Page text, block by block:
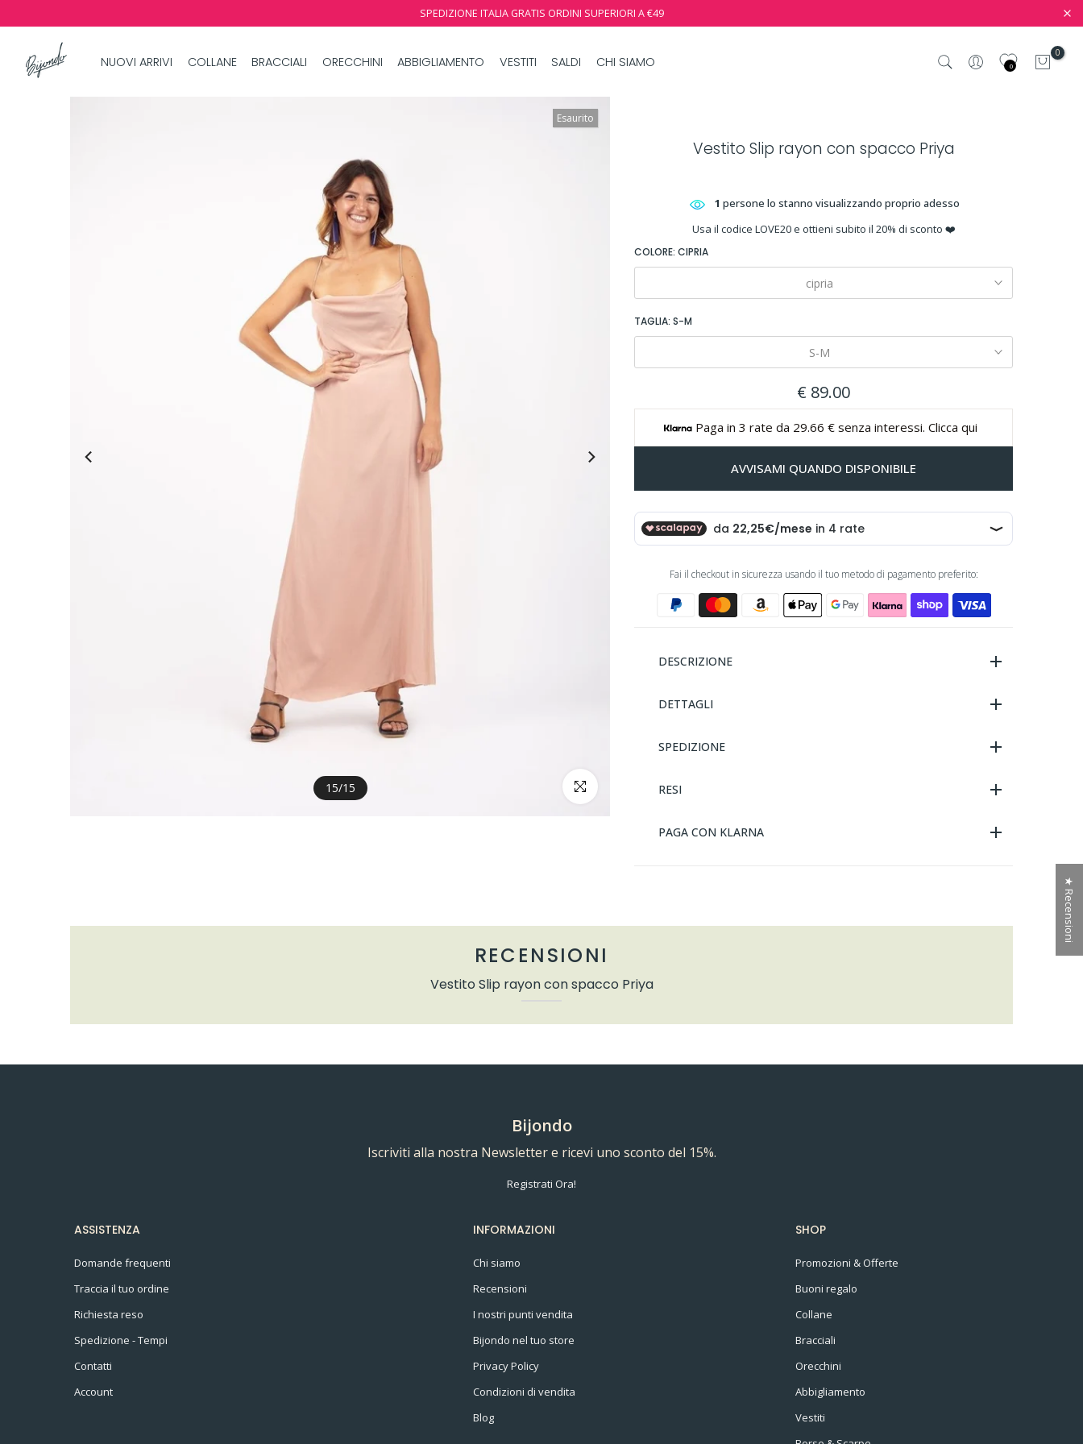
SPEDIZIONE ITALIA GRATIS ORDINI SUPERIORI A €49
NUOVI ARRIVI COLLANE BRACCIALI ORECCHINI ABBIGLIAMENTO VESTITI SALDI CHI SIAMO 0
0
15/15
Esaurito
clicca per ingrandire
Vestito Slip rayon con spacco Priya
1 persone lo stanno visualizzando proprio adesso
Usa il codice LOVE20 e ottieni subito il 20% di sconto ❤️
COLORE: CIPRIA
cipria
TAGLIA: S-M
S-M
€ 89.00
Paga in 3 rate da 29.66 € senza interessi. Clicca qui
AVVISAMI QUANDO DISPONIBILE
Fai il checkout in sicurezza usando il tuo metodo di pagamento preferito:
DESCRIZIONE
DETTAGLI
SPEDIZIONE
RESI
PAGA CON KLARNA
RECENSIONI
Vestito Slip rayon con spacco Priya
Bijondo
Iscriviti alla nostra Newsletter e ricevi uno sconto del 15%.
Registrati Ora!
ASSISTENZA
Domande frequenti
Traccia il tuo ordine
Richiesta reso
Spedizione - Tempi
Contatti
Account
INFORMAZIONI
Chi siamo
Recensioni
I nostri punti vendita
Bijondo nel tuo store
Privacy Policy
Condizioni di vendita
Blog
SHOP
Promozioni & Offerte
Buoni regalo
Collane
Bracciali
Orecchini
Abbigliamento
Vestiti
★ Recensioni